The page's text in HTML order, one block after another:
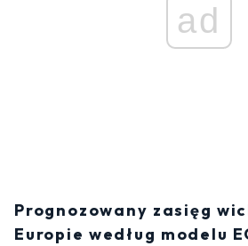
ad
Prognozowany zasięg
Europie według modelu